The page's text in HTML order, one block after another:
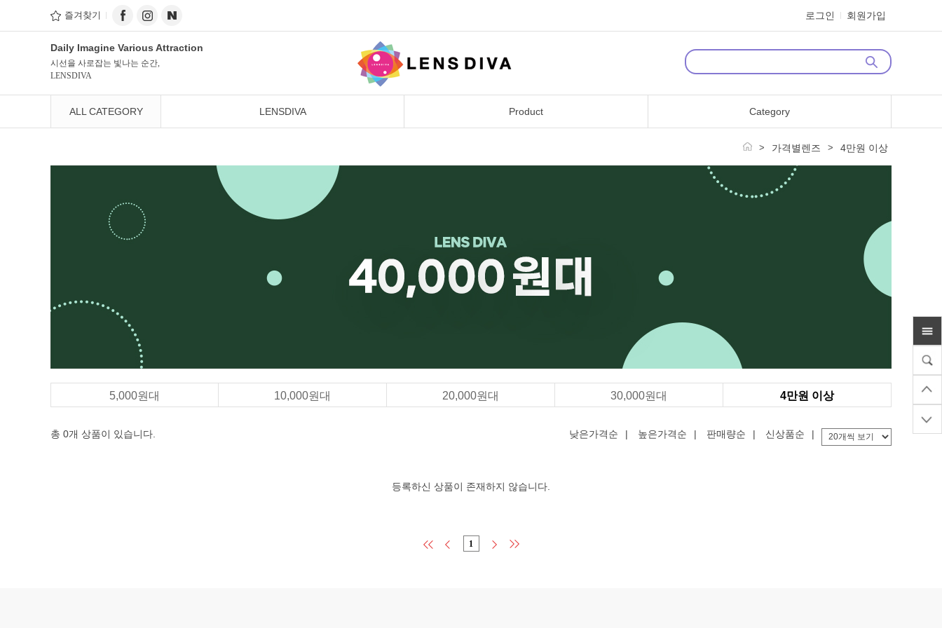
즐겨찾기 로그인 회원가입
Daily Imagine Various Attraction
시선을 사로잡는 빛나는 순간,
LENSDIVA
LENSDIVA Product Category
ALL CATEGORY
> 가격별렌즈 > 4만원 이상
5,000원대 10,000원대 20,000원대 30,000원대 4만원 이상
총 0개 상품이 있습니다. 낮은가격순 | 높은가격순 | 판매량순 | 신상품순 |
등록하신 상품이 존재하지 않습니다.
1